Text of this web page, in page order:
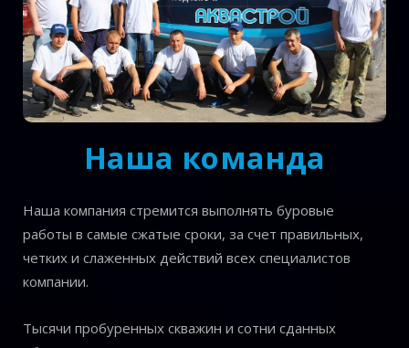
Наша команда
Наша компания стремится выполнять буровые
работы в самые сжатые сроки, за счет правильных,
четких и слаженных действий всех специалистов
компании.
Тысячи пробуренных скважин и сотни сданных